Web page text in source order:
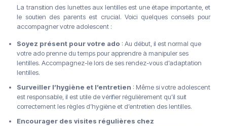
La transition des lunettes aux lentilles est une étape importante, et
le soutien des parents est crucial. Voici quelques conseils pour
accompagner votre adolescent :
Soyez présent pour votre ado : Au début, il est normal que
votre ado prenne du temps pour apprendre à manipuler ses
lentilles. Accompagnez-le lors de ses rendez-vous d’adaptation
lentilles.
Surveiller l’hygiène et l’entretien : Même si votre adolescent
est responsable, il est utile de vérifier régulièrement qu’il suit
correctement les règles d’hygiène et d’entretien des lentilles.
Encourager des visites régulières chez